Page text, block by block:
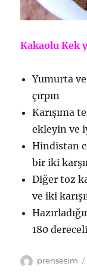
Kakaolu Kek
Yumurta
çırpın
Karışıma
ekleyin ve
Hindistan
bir iki
Diğer toz
ve iki
180
Yazar
prensesim